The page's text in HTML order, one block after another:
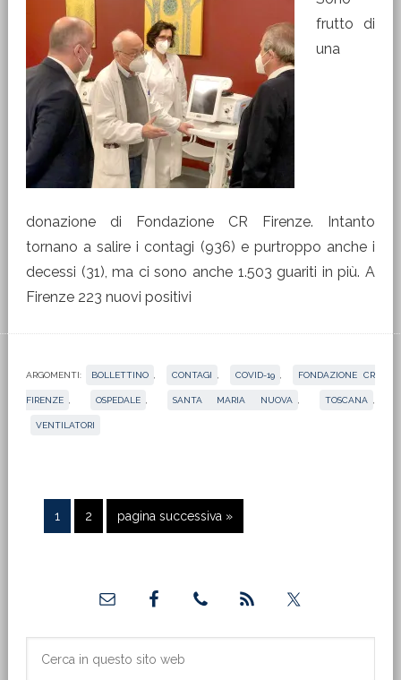
donazione di Fondazione CR Firenze. Intanto
tornano a salire i contagi (936) e purtroppo anche i
decessi (31), ma ci sono anche 1.503 guariti in più. A
Firenze 223 nuovi positivi
ARGOMENTI: BOLLETTINO , CONTAGI COVID-19 , FONDAZIONE CR
FIRENZE , OSPEDALE , SANTA MARIA NUOVA , TOSCANA ,
VENTILATORI
Pagina
1 PaginaVai
pagina successiva »
primaria
Cerca
Il Punto Del Direttore